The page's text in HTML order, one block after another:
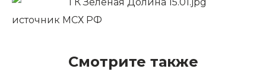
источник МСХ РФ
Смотрите также